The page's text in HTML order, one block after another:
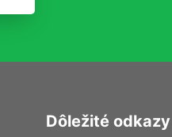
Dôležité odkazy